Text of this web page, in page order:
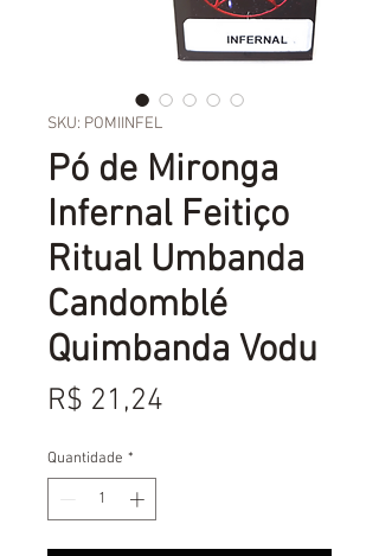
SKU: POMIINFEL
Pó de Mironga
Infernal Feitiço
Ritual Umbanda
Candomblé
Quimbanda Vodu
R$ 21,24
Quantidade *